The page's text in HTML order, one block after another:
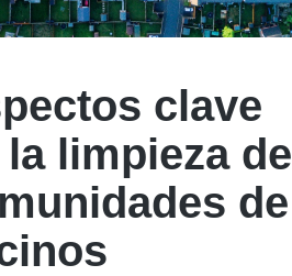
clave
la limpieza de
de